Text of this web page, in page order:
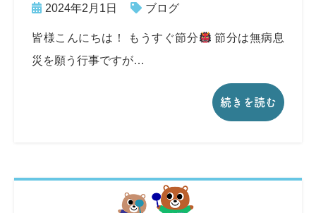
2024年2月1日 ブログ
皆様こんにちは！ もうすぐ節分
節分は無病息
災を願う行事ですが…
続きを読む